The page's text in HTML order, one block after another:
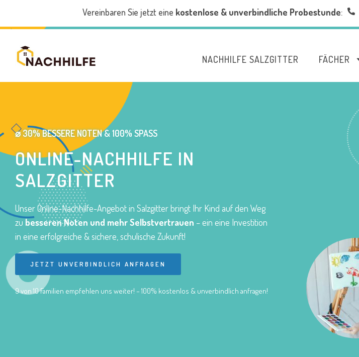
Vereinbaren Sie jetzt eine kostenlose & unverbindliche Probestunde:
NACHHILFE SALZGITTER FÄCHER
⌀ 30% BESSERE NOTEN & 100% SPASS
ONLINE-NACHHILFE IN
SALZGITTER
Unser Online-Nachhilfe-Angebot in Salzgitter bringt Ihr Kind auf den Weg
zubesseren Noten und mehr Selbstvertrauen – ein eine Investition
in eine erfolgreiche & sichere, schulische Zukunft!
JETZT UNVERBINDLICH ANFRAGEN
9 von 10 Familien empfehlen uns weiter! – 100% kostenlos & unverbindlich anfragen!